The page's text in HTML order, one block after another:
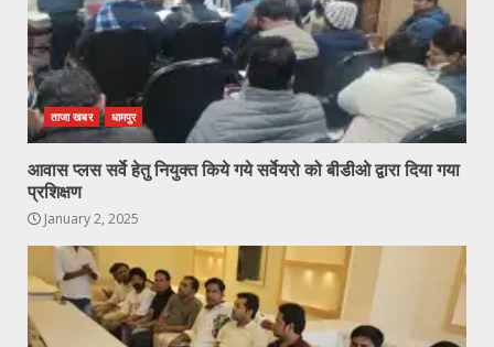
ताजा खबर धामपुर
आवास प्लस सर्वे हेतु नियुक्त किये गये सर्वेयरो को बीडीओ द्वारा दिया गया
प्रशिक्षण
January 2, 2025